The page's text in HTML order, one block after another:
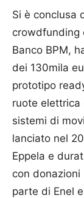
Si è conclusa
crowdfunding
Banco BPM,
dei 130mila
prototipo
ruote elettrica
sistemi di
lanciato nel
Eppela e
con
parte di Enel